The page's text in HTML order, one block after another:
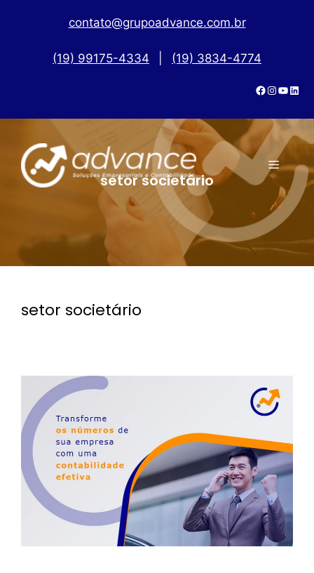
contato@grupoadvance.com.br
(19) 99175-4334 (19) 3834-4774
setor societário
setor societário